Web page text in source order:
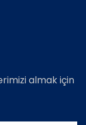
almak için